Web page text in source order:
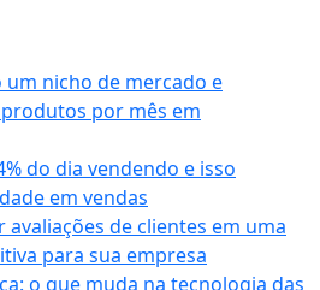
um nicho de mercado e
por mês em
do dia vendendo e isso
em vendas
de clientes em uma
para sua empresa
o que muda na tecnologia das